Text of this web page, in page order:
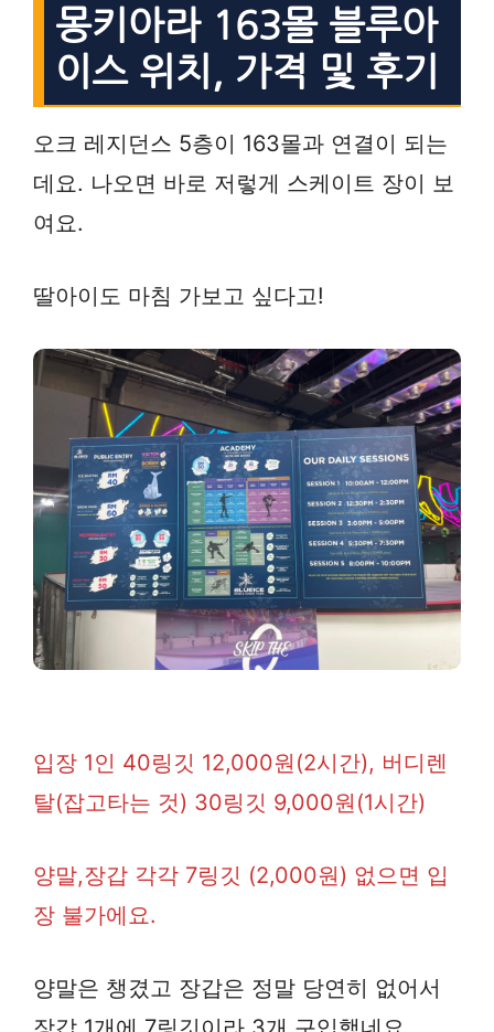
몽키아라 163몰 블루아
이스 위치, 가격 및 후기
오크 레지던스 5층이 163몰과 연결이 되는
데요. 나오면 바로 저렇게 스케이트 장이 보
여요.
딸아이도 마침 가보고 싶다고!
입장 1인 40링깃 12,000원(2시간), 버디렌
탈(잡고타는 것) 30링깃 9,000원(1시간)
양말,장갑 각각 7링깃 (2,000원) 없으면 입
장 불가에요.
양말은 챙겼고 장갑은 정말 당연히 없어서